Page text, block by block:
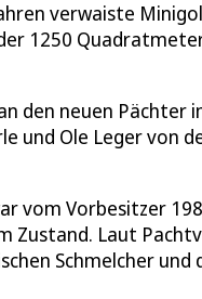
verwaiste
1250
den neuen Pächter
und Ole Leger von
vom Vorbesitzer
Laut
Schmelcher